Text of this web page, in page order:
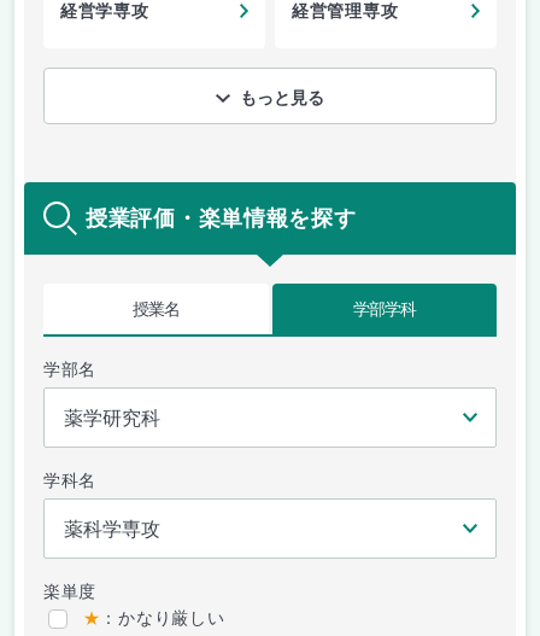
経営学専攻 経営管理専攻
もっと見る
授業評価・楽単情報を探す
授業名 学部学科
学部名
学科名
楽単度
★ ：かなり厳しい